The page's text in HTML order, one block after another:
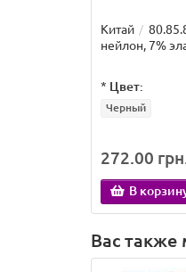
Китай
нейлон, 7%
* Цвет:
Черный
272.00
В
Вас также